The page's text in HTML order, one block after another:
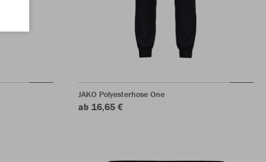
JAKO Polyesterhose One
ab 16,65 €